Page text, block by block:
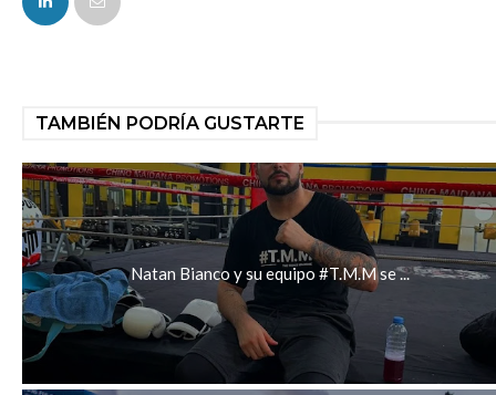
TAMBIÉN PODRÍA GUSTARTE
Natan Bianco y su equipo #T.M.M se ...